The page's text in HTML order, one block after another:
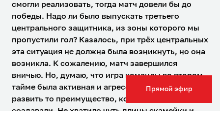
Прямой эфир
смогли реализовать, тогда матч довели бы до
победы. Надо ли было выпускать третьего
центрального защитника, из зоны которого мы
пропустили гол? Казалось, при трёх центральных
эта ситуация не должна была возникнуть, но она
возникла. К сожалению, матч завершился
вничью. Но, думаю, что игра команды во втором
тайме была активная и агрессивная, не смогли
развить то преимущество, которые мы
создавали. Не хватило чуть длины скамейки и